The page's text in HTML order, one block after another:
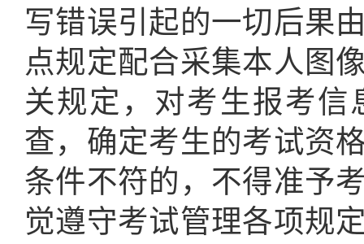
写错误引起的一切后果
点规定配合采集本人图
关规定，对考生报考
查，确定考生的考试资
条件不符的，不得准予
觉遵守考试管理各项规